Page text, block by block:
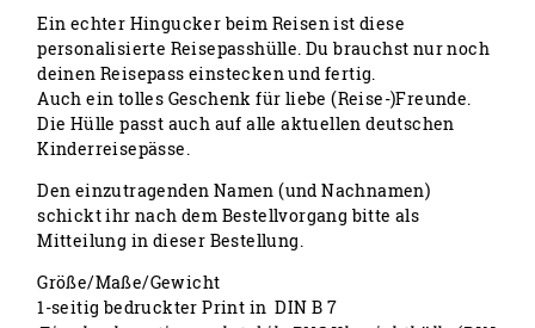
Ein echter Hingucker beim Reisen ist diese
personalisierte Reisepasshülle. Du brauchst nur noch
deinen Reisepass einstecken und fertig.
Auch ein tolles Geschenk für liebe (Reise-)Freunde.
Die Hülle passt auch auf alle aktuellen deutschen
Kinderreisepässe.
Den einzutragenden Namen (und Nachnamen)
schickt ihr nach dem Bestellvorgang bitte als
Mitteilung in dieser Bestellung.
Größe/Maße/Gewicht
1-seitig bedruckter Print in DIN B 7